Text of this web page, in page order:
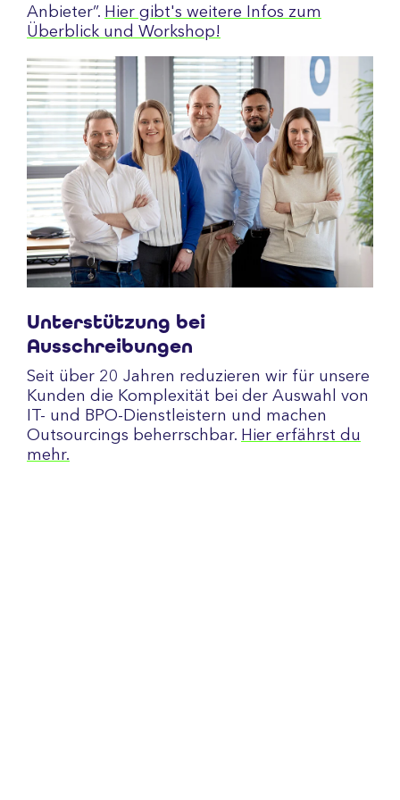
Anbieter”. Hier gibt's weitere Infos zum
Überblick und Workshop!
Unterstützung bei
Ausschreibungen
Seit über 20 Jahren reduzieren wir für unsere
Kunden die Komplexität bei der Auswahl von
IT- und BPO-Dienstleistern und machen
Outsourcings beherrschbar. Hier erfährst du
mehr.